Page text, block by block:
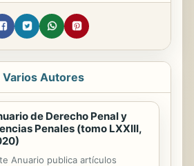
Autores
de Derecho Penal y
Penales (tomo LXXIII,
Anuario publica artículos